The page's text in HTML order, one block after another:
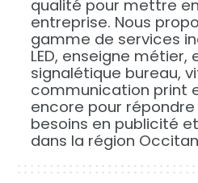
qualité pour mettre
entreprise. Nous
gamme de services
LED, enseigne métier,
signalétique bureau,
communication print
encore pour
besoins en publicité
dans la région